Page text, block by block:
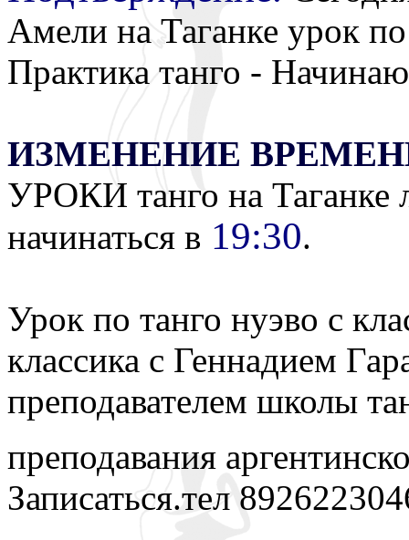
Амели на Таганке урок
Практика танго -
ИЗМЕНЕНИЕ
УРОКИ танго на Таганке
начинаться в 19:30.
Урок по танго нуэво с
классика с Геннадием
преподавателем школы
преподавания
Записаться.тел